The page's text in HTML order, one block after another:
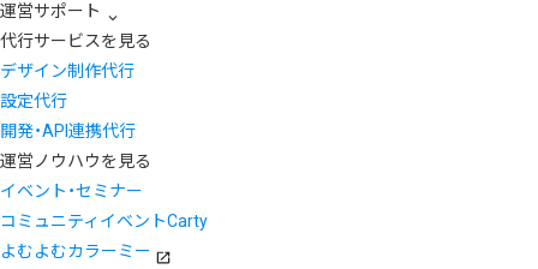
運営サポート
代行サービスを見る
デザイン制作代行
設定代行
開発・API連携代行
運営ノウハウを見る
イベント・セミナー
コミュニティイベントCarty
よむよむカラーミー